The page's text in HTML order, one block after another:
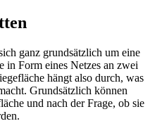
ganz grundsätzlich um eine
in Form eines Netzes an zwei
hängt also durch, was
Grundsätzlich können
und nach der Frage, ob sie